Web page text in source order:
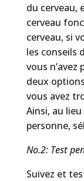
du cerveau,
cerveau
cerveau, si
les conseils
vous n’avez
deux
vous avez
Ainsi, au
personne,
No.2: Test
Suivez et